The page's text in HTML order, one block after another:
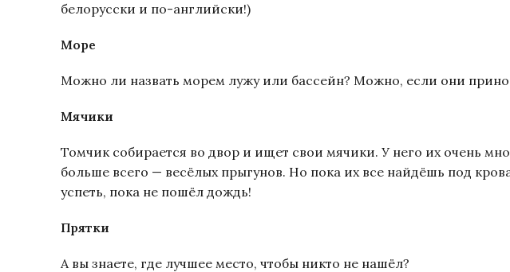
белорусски и по-английски!)
Море
Можно ли назвать морем лужу или бассейн? Можно, если они
Мячики
Томчик собирается во двор и ищет свои мячики. У него их очень
больше всего — весёлых прыгунов. Но пока их все найдёшь под
успеть, пока не пошёл дождь!
Прятки
А вы знаете, где лучшее место, чтобы никто не нашёл?